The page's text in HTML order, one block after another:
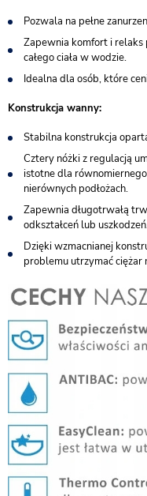
Pozwala na pełne
Zapewnia komfort i relaks
całego ciała w wodzie.
Idealna dla osób, które
Konstrukcja wanny:
Stabilna konstrukcja
Cztery nóżki z regulacją
istotne dla
nierównych podłożach.
Zapewnia długotrwałą
odkształceń lub
Dzięki wzmacnianej
problemu utrzymać